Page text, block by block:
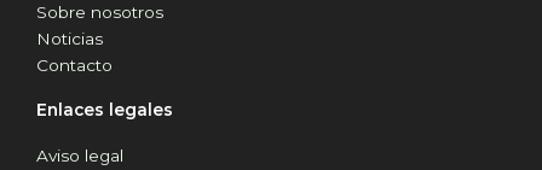
Sobre nosotros
Noticias
Contacto
Enlaces legales
Aviso legal